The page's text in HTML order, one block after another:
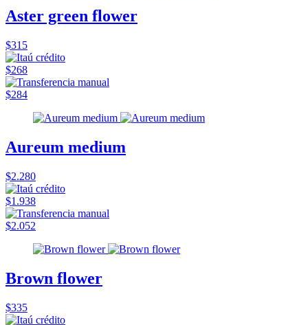
Aster green flower
$315
$268
$284
Aureum medium
$2.280
$1.938
$2.052
Brown flower
$335